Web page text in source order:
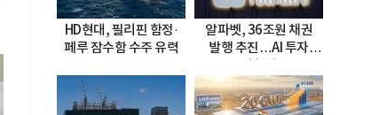
HD현대, 필리핀 함정·
페루 잠수함 수주 유력
알파벳, 36조원 채권
발행 추진…AI 투자